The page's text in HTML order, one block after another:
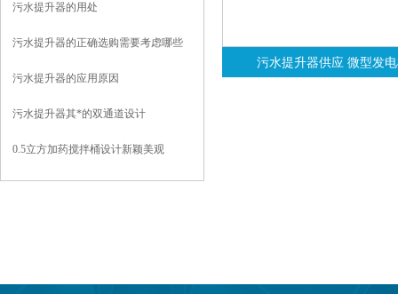
污水提升器的用处
污水提升器的正确选购需要考虑哪些
污水提升器的应用原因
污水提升器其*的双通道设计
0.5立方加药搅拌桶设计新颖美观
污水提升器供应 微型发